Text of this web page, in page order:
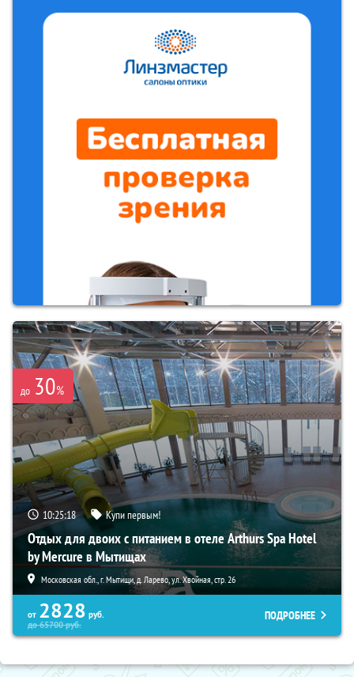
до 30%
10:25:16 Купи первым!
Отдых для двоих с питанием в отеле Arthurs Spa Hotel
by Mercure в Мытищах
Московская обл., г. Мытищи, д. Ларево, ул. Хвойная, стр. 26
от 2828 руб.
до65700руб.
ПОДРОБНЕЕ